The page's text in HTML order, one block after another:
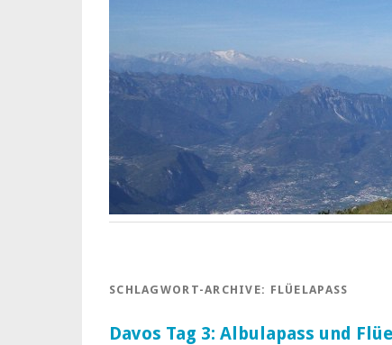
SCHLAGWORT-ARCHIVE: FLÜELAPASS
Davos Tag 3: Albulapass und